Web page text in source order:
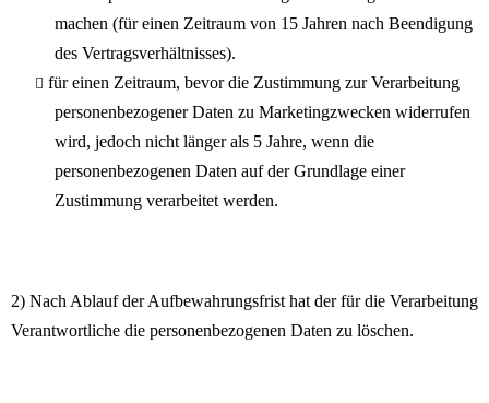
machen (für einen Zeitraum von 15 Jahren nach Beendigung
des Vertragsverhältnisses).
für einen Zeitraum, bevor die Zustimmung zur Verarbeitung
personenbezogener Daten zu Marketingzwecken widerrufen
wird, jedoch nicht länger als 5 Jahre, wenn die
personenbezogenen Daten auf der Grundlage einer
Zustimmung verarbeitet werden.
2) Nach Ablauf der Aufbewahrungsfrist hat der für die Verarbeitung
Verantwortliche die personenbezogenen Daten zu löschen.